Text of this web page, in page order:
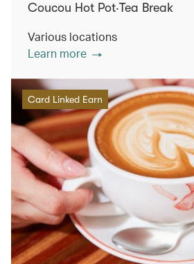
Coucou Hot Pot‧Tea Break
Various locations
Learn more
Card Linked Earn